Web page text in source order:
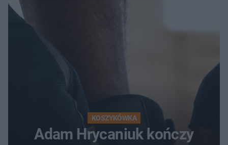
KOSZYKÓWKA
Adam Hrycaniuk kończy